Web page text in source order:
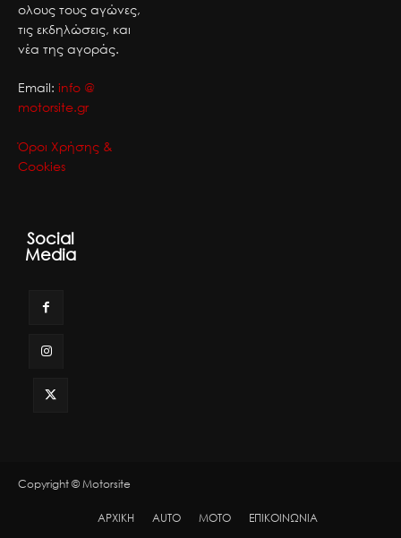
ολους τους αγώνες,
τις εκδηλώσεις, και
νέα της αγοράς.
Email: info @
motorsite.gr
Όροι Χρήσης &
Cookies
Social
Media
Copyright © Motorsite
ΑΡΧΙΚΗ AUTO MOTO ΕΠΙΚΟΙΝΩΝΙΑ